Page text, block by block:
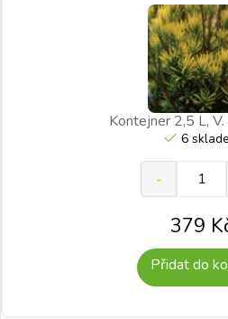
Kontejner 2,5 L,
6
379
Přidat do